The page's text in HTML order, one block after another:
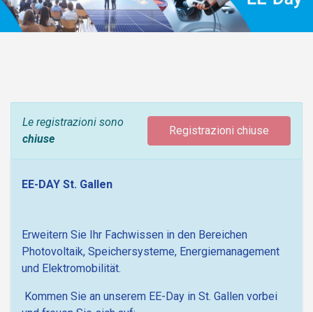
Le registrazioni sono
chiuse
Registrazioni chiuse
EE-DAY St. Gallen
Erweitern Sie Ihr Fachwissen in den Bereichen
Photovoltaik, Speichersysteme, Energiemanagement
und Elektromobilität.
Kommen Sie an unserem EE-Day in St. Gallen vorbei